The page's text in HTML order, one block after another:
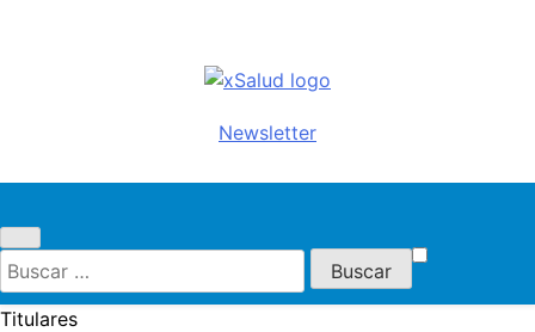
xSaludNoticias del sector salud.
sanitaria, industria farmacéutica,
farmacia, etc…
Newsletter
Buscar:
Titulares